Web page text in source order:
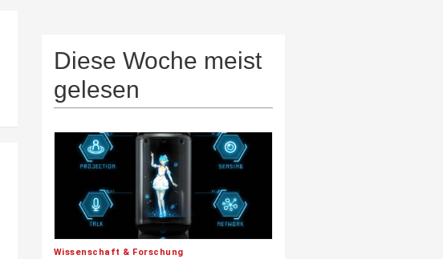
Diese Woche meist
gelesen
Wissenschaft & Forschung